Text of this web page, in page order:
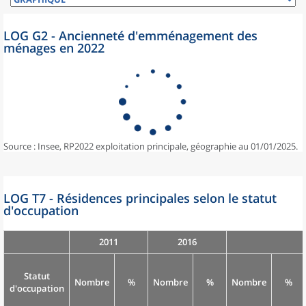
LOG G2 - Ancienneté d'emménagement des
ménages en 2022
Source : Insee, RP2022 exploitation principale, géographie au 01/01/2025.
LOG T7 - Résidences principales selon le statut
d'occupation
2011 2016
Statut
d'occupation
Nombre % Nombre % Nombre %